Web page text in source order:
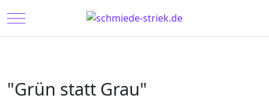
Mobile Menu Toggle
"Grün statt Grau"